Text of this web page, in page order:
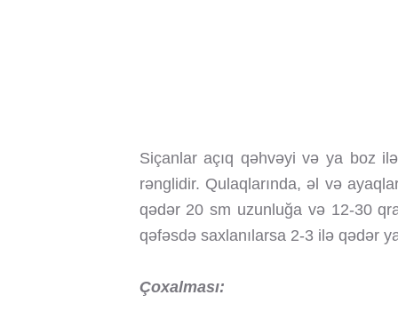
Siçanlar açıq qəhvəyi və ya boz
rənglidir. Qulaqlarında, əl və
qədər 20 sm uzunluğa və 12-30
qəfəsdə saxlanılarsa 2-3 ilə qədər
Çoxalması: